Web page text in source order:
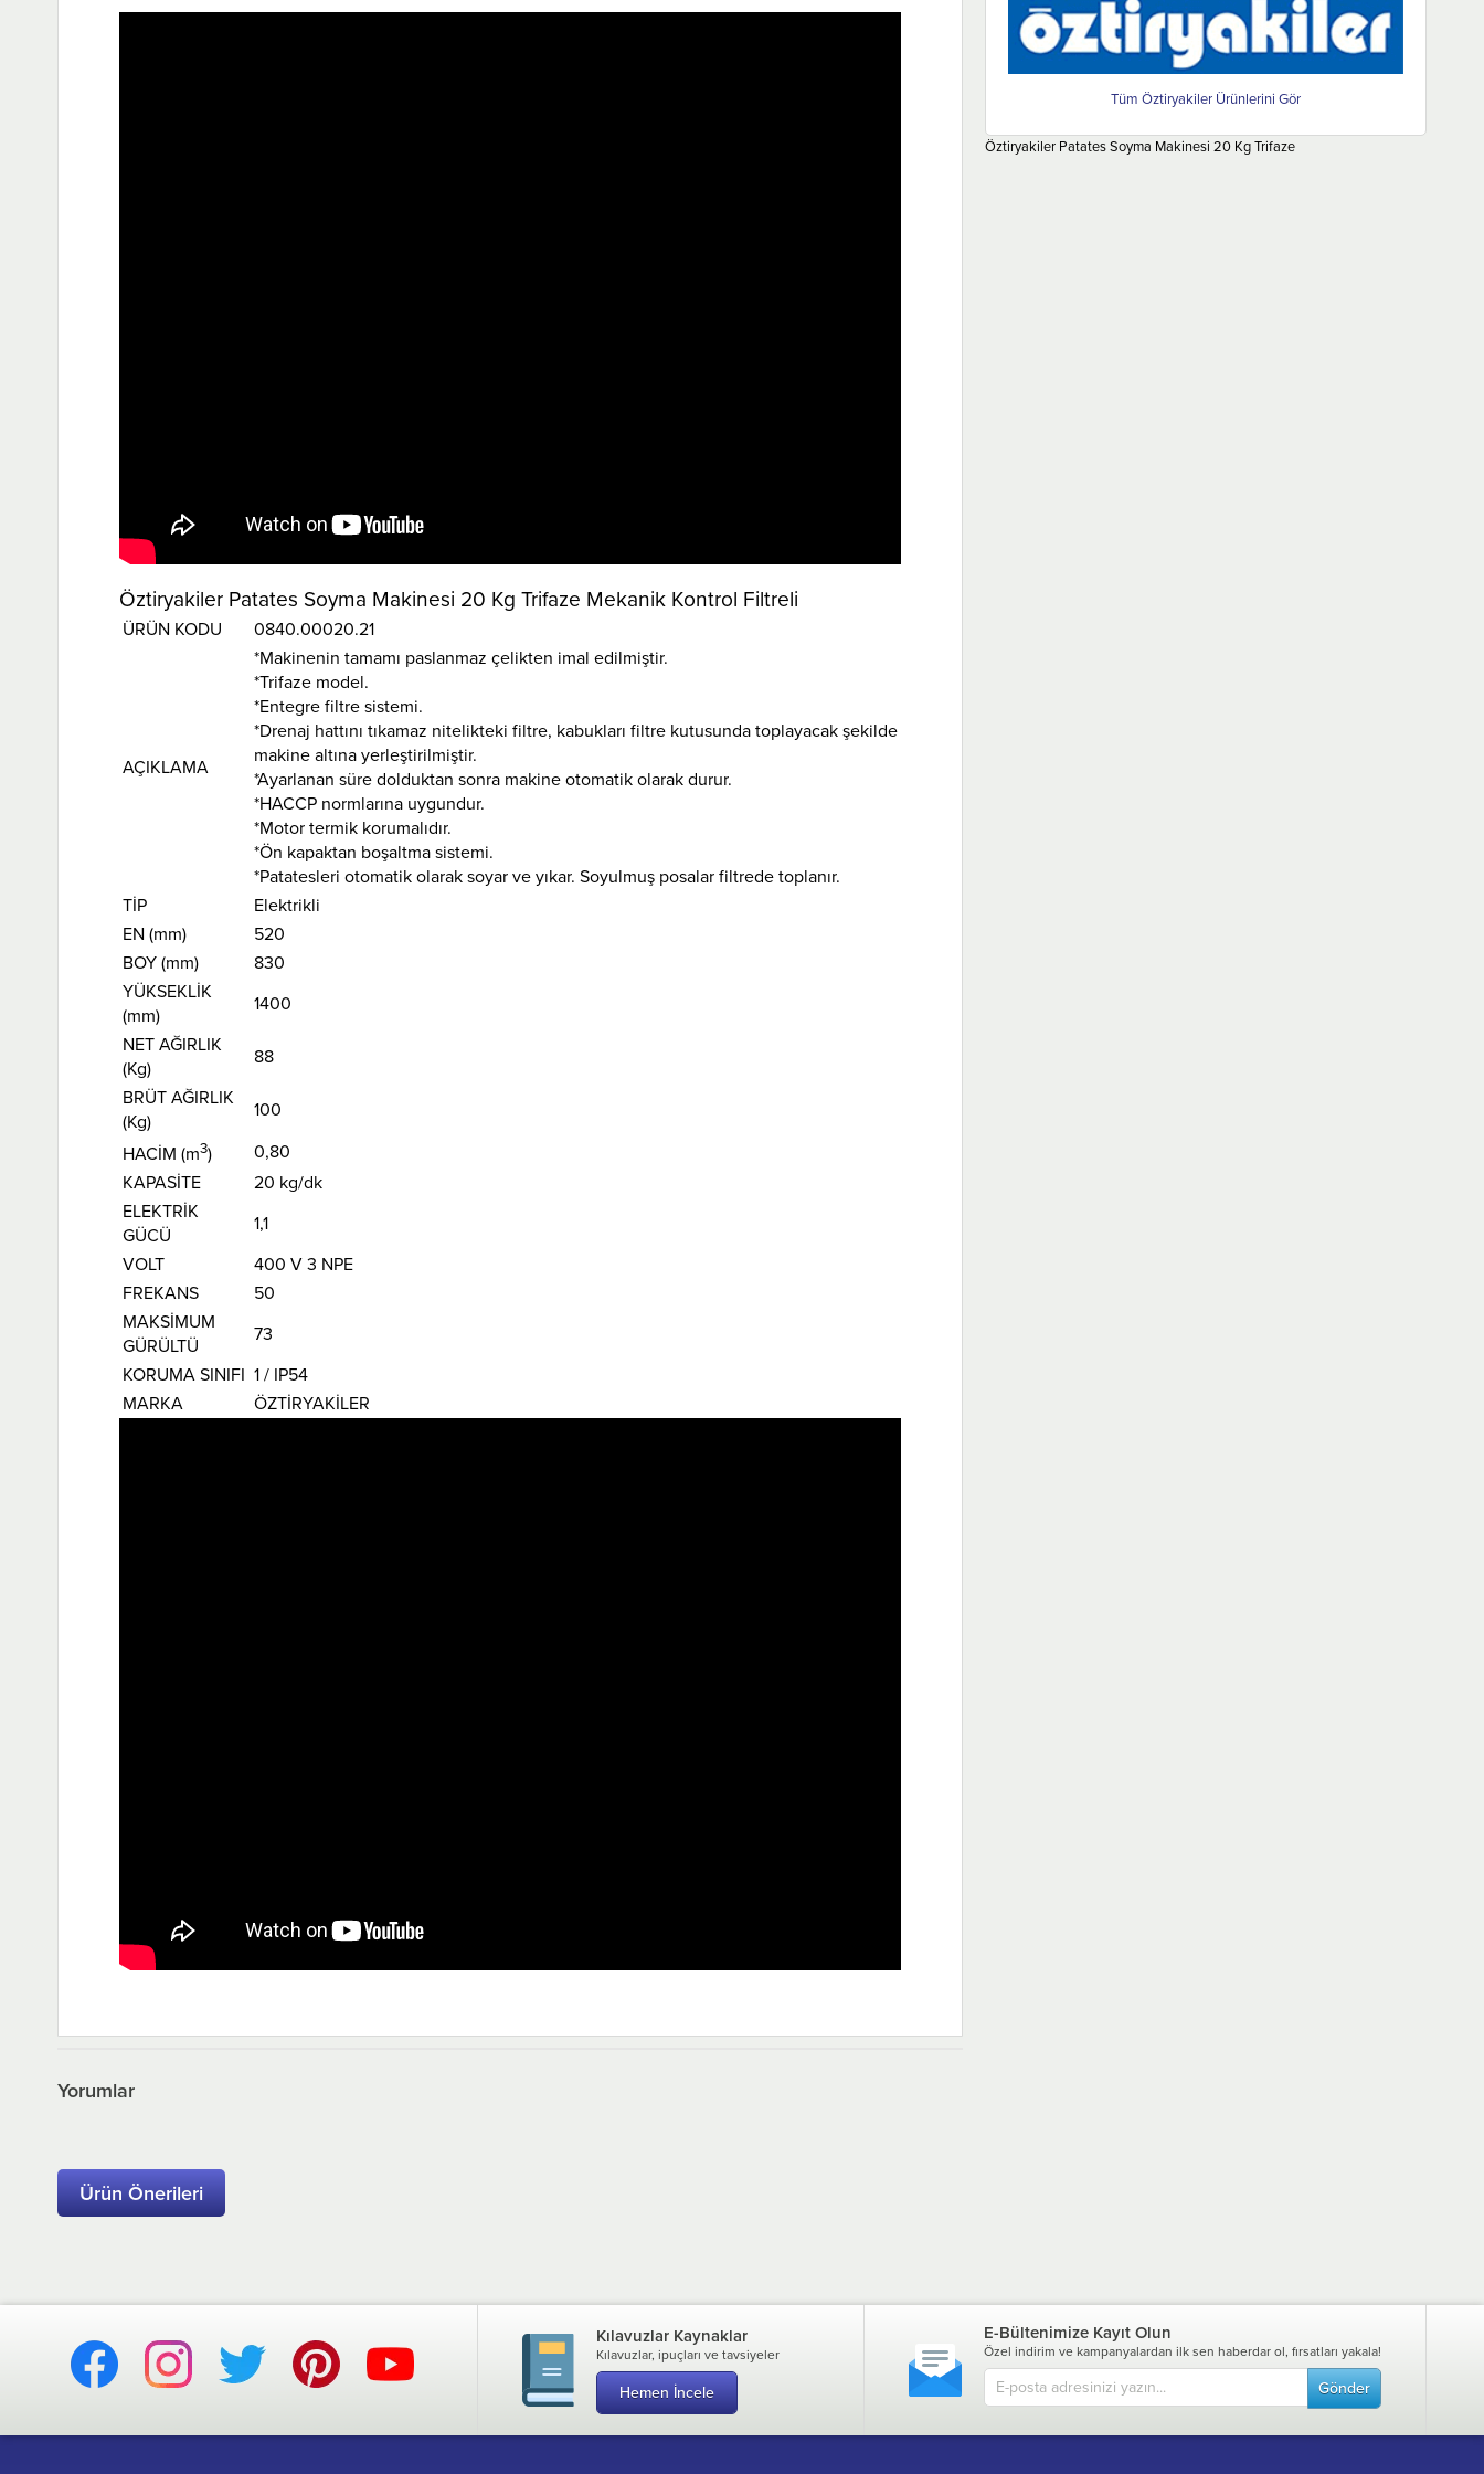
Öztiryakiler Patates Soyma Makinesi 20 Kg Trifaze Mekanik Kontrol Filtreli
ÜRÜN KODU 0840.00020.21
AÇIKLAMA
*Makinenin tamamı paslanmaz çelikten imal edilmiştir.
*Trifaze model.
*Entegre filtre sistemi.
*Drenaj hattını tıkamaz nitelikteki filtre, kabukları filtre kutusunda toplayacak şekilde
makine altına yerleştirilmiştir.
*Ayarlanan süre dolduktan sonra makine otomatik olarak durur.
*HACCP normlarına uygundur.
*Motor termik korumalıdır.
*Ön kapaktan boşaltma sistemi.
*Patatesleri otomatik olarak soyar ve yıkar. Soyulmuş posalar filtrede toplanır.
TİP
Elektrikli
EN (mm)
520
BOY (mm)
830
YÜKSEKLİK
(mm)
1400
NET AĞIRLIK
(Kg)
88
BRÜT AĞIRLIK
(Kg)
100
HACİM (m3)
0,80
KAPASİTE
20 kg/dk
ELEKTRİK
GÜCÜ
1,1
VOLT
400 V 3 NPE
FREKANS
50
MAKSİMUM
GÜRÜLTÜ
73
KORUMA SINIFI 1 / IP54
MARKA
ÖZTİRYAKİLER
Yorumlar
Ürün Önerileri
Öztiryakiler
Öztiryakiler Patates Soyma Makinesi 20 Kg Trifaze
E-Bültenimize Kayıt Olun
Özel indirim ve kampanyalardan ilk sen haberdar ol, fırsatları yakala!
Gönder
Kılavuzlar Kaynaklar
Kılavuzlar, ipuçları ve tavsiyeler
Hemen İncele